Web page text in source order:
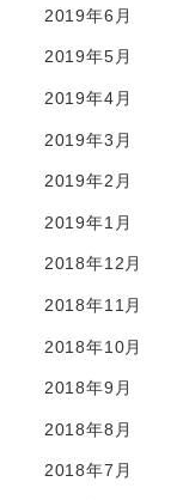
2019年6月
2019年5月
2019年4月
2019年3月
2019年2月
2019年1月
2018年12月
2018年11月
2018年10月
2018年9月
2018年8月
2018年7月